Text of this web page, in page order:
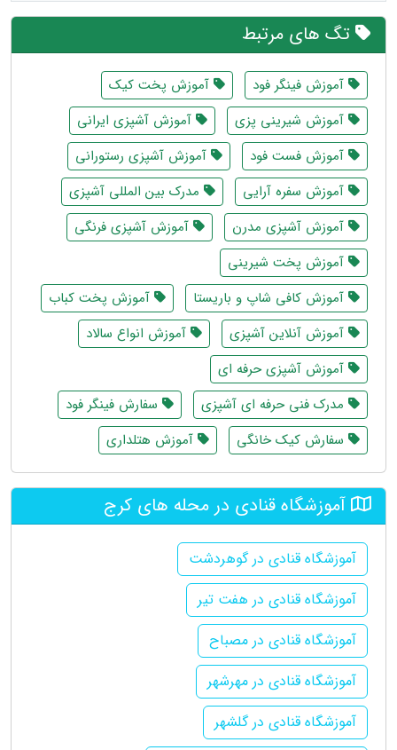
تگ های مرتبط
آموزش فینگر فود
آموزش پخت کیک
آموزش شیرینی پزی
آموزش آشپزی ایرانی
آموزش فست فود
آموزش آشپزی رستورانی
آموزش سفره آرایی
مدرک بین المللی آشپزی
آموزش آشپزی مدرن
آموزش آشپزی فرنگی
آموزش پخت شیرینی
آموزش کافی شاپ و باریستا
آموزش پخت کباب
آموزش آنلاین آشپزی
آموزش انواع سالاد
آموزش آشپزی حرفه ای
مدرک فنی حرفه ای آشپزی
سفارش فینگر فود
سفارش کیک خانگی
آموزش هتلداری
آموزشگاه قنادی در محله های کرج
آموزشگاه قنادی در گوهردشت
آموزشگاه قنادی در هفت تیر
آموزشگاه قنادی در مصباح
آموزشگاه قنادی در مهرشهر
آموزشگاه قنادی در گلشهر